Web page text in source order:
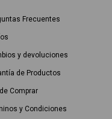
Frecuentes
y devoluciones
de Productos
Comprar
y Condiciones